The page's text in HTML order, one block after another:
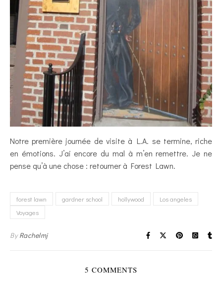
Notre première journée de visite à L.A. se termine, riche
en émotions. J’ai encore du mal à m’en remettre. Je ne
pense qu’à une chose : retourner à Forest Lawn.
forest lawn gardner school hollywood
Los angeles
Voyages
ByRachelmj
5 COMMENTS